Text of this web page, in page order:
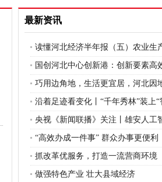
最新资讯
读懂河北经济半年报（五）农业生
定向好 夏粮增产丰收成果丰硕
国创河北中心创新港：创新要素高
转 京津科创成果在河北加速落地
巧用边角地，生活更宜居，河北因
宜推动口袋公园建设
沿着足迹看变化丨“千年秀林”装上“
大脑”
央视《新闻联播》关注丨雄安人工
实训基地今天投运
“高效办成一件事” 群众办事更便利
抓改革优服务，打造一流营商环境
做强特色产业 壮大县域经济